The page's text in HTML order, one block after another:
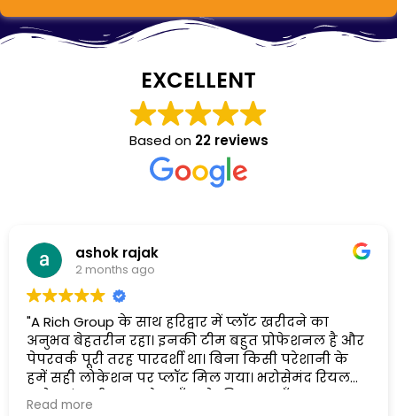
EXCELLENT
Based on 22 reviews
ashok rajak
2 months ago
"A Rich Group के साथ हरिद्वार में प्लॉट खरीदने का
अनुभव बेहतरीन रहा। इनकी टीम बहुत प्रोफेशनल है और
पेपरवर्क पूरी तरह पारदर्शी था। बिना किसी परेशानी के
हमें सही लोकेशन पर प्लॉट मिल गया। भरोसेमंद रियल
एस्टेट कंपनी, "सबको यहाँ आने की सलाह दूँगा "
Read more